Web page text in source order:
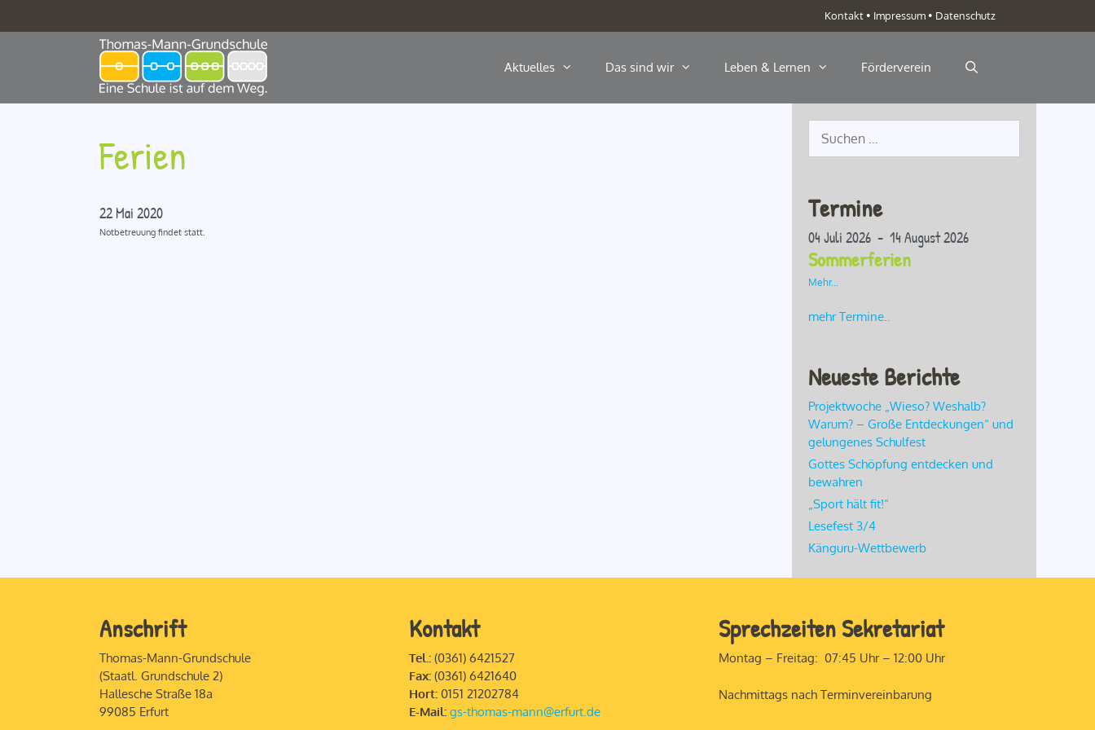
Inhalt
Kontakt • Impressum • Datenschutz
Aktuelles Das sind wir Leben & Lernen Förderverein
Ferien
22 Mai 2020
Notbetreuung findet statt.
nach:
Termine
04 Juli 2026 - 14 August 2026
Sommerferien
Mehr...
mehr Termine..
Neueste Berichte
Projektwoche „Wieso? Weshalb?
Warum? – Große Entdeckungen“ und
gelungenes Schulfest
Gottes Schöpfung entdecken und
bewahren
„Sport hält fit!“
Lesefest 3/4
Känguru-Wettbewerb
Anschrift
Thomas-Mann-Grundschule
(Staatl. Grundschule 2)
Hallesche Straße 18a
99085 Erfurt
Kontakt
Tel.:(0361) 6421527
Fax:(0361) 6421640
Hort:0151 21202784
E-Mail: gs-thomas-mann@erfurt.de
Sprechzeiten Sekretariat
Montag – Freitag: 07:45 Uhr – 12:00 Uhr
Nachmittags nach Terminvereinbarung